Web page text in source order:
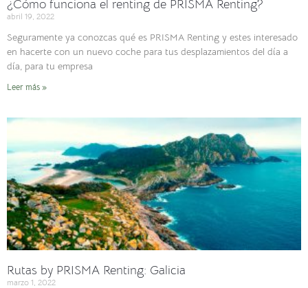
¿Cómo funciona el renting de PRISMA Renting?
abril 19, 2022
Seguramente ya conozcas qué es PRISMA Renting y estes interesado
en hacerte con un nuevo coche para tus desplazamientos del día a
día, para tu empresa
Leer más »
Rutas by PRISMA Renting: Galicia
marzo 1, 2022